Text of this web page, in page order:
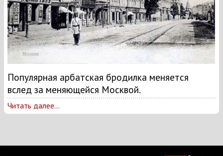
Популярная арбатская бродилка меняется
вслед за меняющейся Москвой.
Читать далее...